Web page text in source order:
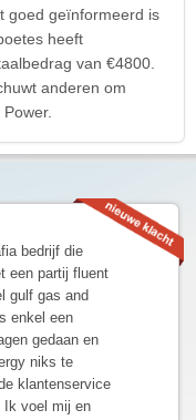
goed geïnformeerd is
heeft
van €4800.
anderen om
bedrijf die
een partij fluent
gulf gas and
enkel een
gedaan en
niks te
klantenservice
Ik voel mij en